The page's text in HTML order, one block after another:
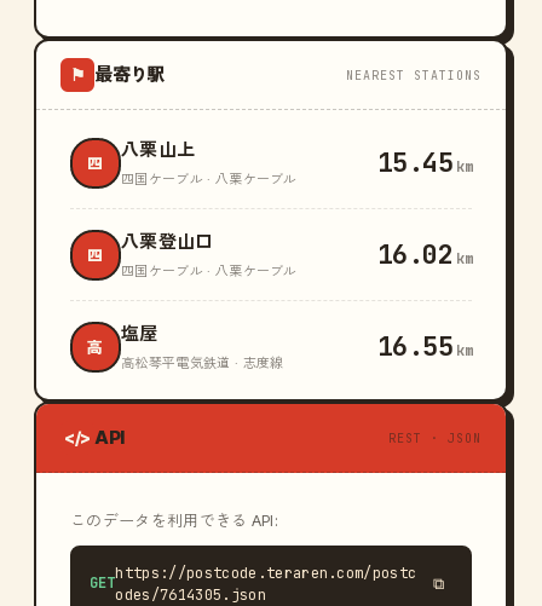
⚑ 最寄り駅 NEAREST STATIONS
四
八栗山上
四国ケーブル · 八栗ケーブル 15.45 km
四
八栗登山口
四国ケーブル · 八栗ケーブル 16.02 km
高
塩屋
高松琴平電気鉄道 · 志度線 16.55 km
</> API REST · JSON
このデータを利用できる API:
GET
https://postcode.teraren.com/postc
odes/7614305.json
⧉